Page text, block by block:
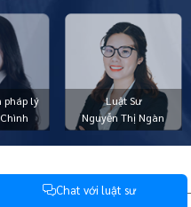
pháp lý
Luật Sư
Nguyễn Thị Ngàn
LÝ
Chat với luật sư